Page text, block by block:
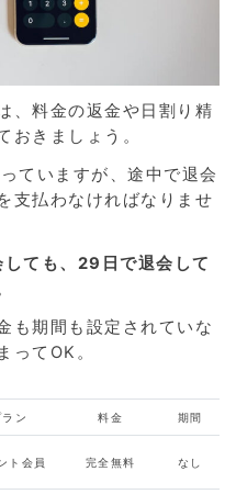
、料金の返金や日割り精
おきましょう。
ていますが、途中で退会
支払わなければなりませ
ても、29日で退会して
も期間も設定されていな
ってOK。
ラン 料金 期間
ト会員 完全無料 なし